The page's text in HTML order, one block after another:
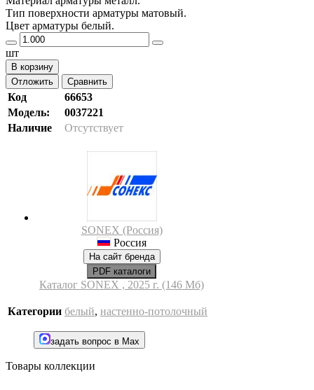
Тип поверхности арматуры матовый.
Цвет арматуры белый.
шт
В корзину
Отложить
Сравнить
Код
66653
Модель:
0037221
Наличие
Отсутствует
SONEX (Россия)
Россия
На сайт бренда
PDF каталоги
Каталог SONEX , 2025 г. (146 Мб)
Категории белый, настенно-потолочный
задать вопрос в Max
Товары коллекции